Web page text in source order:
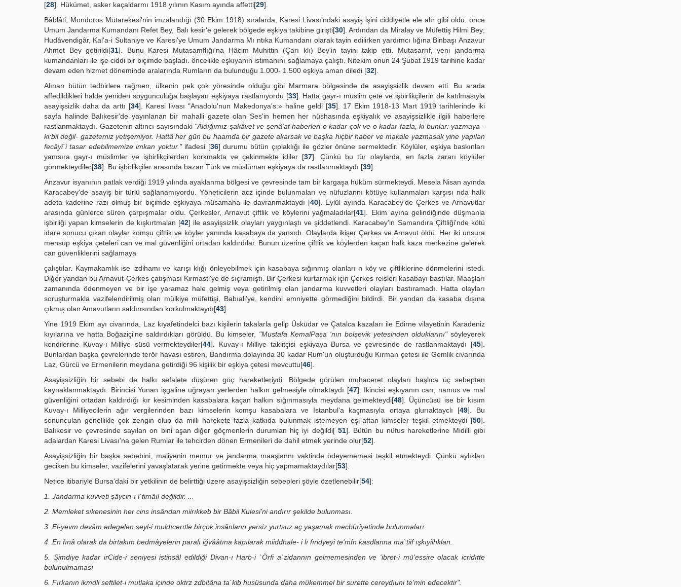
[28]. Hükümet, asker kaçaldarmı 1918 yılının Kasım ayında affetti[29].
Bâblâti, Mondoros Mütarekesi'nin imzalandığı (30 Ekim 1918) sıralarda, Karesi Livası'ndaki asayiş işini ciddiyetle ele alır gibi oldu. önce
Umum Jandarma Kumandanı Refet Bey, Balı kesir'e gelerek bölgede eşkiya takibine girişti[30]. Ardından da Miralay ve Müfettiş Hilmi Bey;
Hudâvendigâr, Kal'a-i Sultaniye ve Karesi'ye Umum Jandarma Mı ntıka Kumandanı olarak tayin edilirken yardımcı lığına Binbaşı Anzavur
Ahmet Bey getirildi[31]. Bunu Karesi Mutasamflığı'na Hâcim Muhittin (Çarı klı) Bey'in tayini takip etti. Mutasarrıf, yeni jandarma
kumandanları ile işe ciddi bir biçimde başladı. öncelikle eşkıyanın istimanını sağlamaya çalıştı. Nitekim onun 24 Şubat 1919 tarihine kadar
devam eden hizmet döneminde aralarında Rumların da bulunduğu 1.000- 1.500 eşkiya aman diledi [32].
Alınan bütün tedbirlere rağmen, ülkenin pek çok yöresinde olduğu gibi Marmara bölgesinde de asayişsizlik devam etti. Bu arada
affedildikleri halde yeniden soygunculuğa başlayan eşkiyaya rastlanıyordu [33]. Hatta gayr-ı müslim çete ve işbirlikçilerin de katılmasıyla
asayişsizlik daha da arttı [34]. Karesi livası "Anadolu'nun Makedonya's:» haline geldi [35]. 17 Ekim 1918-13 Mart 1919 tarihlerinde iki
sayfa halinde Balıkesir'de yayınlanan bir mahalli gazete olan Ses'in hemen her nüshasında eşkiyalık ve asayişsizlikle ilgili haberlere
rastlanmaktaydı. Gazetenin altıncı sayısındaki "Aldığımız şakâvet ve şenâ'at haberleri o kadar çok ve o kadar fazla, ki bunlar: yazmaya -
ki:bil değil- gazetemiz yetişemiyor. Hattâ her gün bu haamda bir gazete akarsak ve başka hiçbir haber ve makale yazmasak yine yapılan
fecâyi`i tasar edebilmemize imkan yoktur."ifadesi [36] durumu bütün çıplaklığı ile gözler önüne sermektedir. Köylüler, eşkiya baskınları
yanısıra gayr-ı müslimler ve işbirlikçilerden korkmakta ve çekinmekte idiler [37]. Çünkü bu tür olaylarda, en fazla zararı köylüler
görmekteydiler[38]. Bu işbirlikçiler arasında bazan Türk ve müslüman eşkiyaya da rastlanmaktaydı [39].
Anzavur isyanının patlak verdiği 1919 yılında ayaklanma bölgesi ve çevresinde tam bir kargaşa hüküm sürmekteydi. Mesela Nisan ayında
Karacabey'de asayiş bir türlü sağlanamıyordu. Yöneticilerin acz içinde bulunmaları ve nüfuzlannı kötüye kullanmaları karşısı nda halk
adeta kaderine razı olmuş bir biçimde eşkiyaya müsamaha ile davranmaktaydı [40]. Eylül ayında Karacabey'de Çerkes ve Arnavutlar
arasında günlerce süren çarpışmalar oldu. Çerkesler, Arnavut çiftlik ve köylerini yağmaladılar[41]. Ekim ayına gelindiğinde düşmanla
işbirliği yapan kimselerin de kışkırtmalan [42] ile asayişsizlik olayları yaygınlaştı ve şiddetlendi. Karacabey'in Samandıra Çiftliği'nde kötü
idare sonucu çıkan olaylar komşu çiftlik ve köyler yanında kasabaya da yansıdı. Olaylarda ikişer Çerkes ve Arnavut öldü. Her iki unsura
mensup eşkiya çeteleri can ve mal güvenliğini ortadan kaldırdılar. Bunun üzerine çiftlik ve köylerden kaçan halk kaza merkezine gelerek
can güvenliklerini sağlamaya
çalıştılar. Kaymakamlık ise izdihamı ve karışı klığı önleyebilmek için kasabaya sığınmış olanları n köy ve çiftliklerine dönmelerini istedi.
Diğer yandan bu Arnavut-Çerkes çatışması Kirmasti'ye de sıçramıştı. Bir Çerkesi kurtarmak için Çerkes reisleri kasabayı bastılar. Maaşları
zamanında ödenmeyen ve bir işe yaramaz hale gelmiş veya getirilmiş olan jandarma kuvvetleri olayları bastıramadı. Hatta olayları
soruşturmakla vazifelendirilmiş olan mülkiye müfettişi, Babıali'ye, kendini emniyette görmediğini bildirdi. Bir yandan da kasaba dışına
çıkmış olan Amavutlann saldınsından korkulmaktaydı[43].
Yine 1919 Ekim ayı civarında, Laz kıyafetindelci bazı kişilerin takalarla gelip Üsküdar ve Çatalca kazaları ile Edirne vilayetinin Karadeniz
kıyılarına ve hatta Boğaziçi'ne saldırdıkları görüldü. Bu kimseler, "Mustafa KemalPaşa 'nın bolşevik yetesinden olduklarını" söyleyerek
kendilerine Kuvay-ı Milliye süsü vermekteydiler[44]. Kuvay-ı Milliye taklitçisi eşkiyaya Bursa ve çevresinde de rastlanmaktaydı [45].
Bunlardan başka çevrelerinde terör havası estiren, Bandırma dolayında 30 kadar Rum'un oluşturduğu Kırman çetesi ile Gemlik civarında
Laz, Gürcü ve Ermenilerin meydana getirdiği 96 kişilik bir eşkiya çetesi mevcuttu[46].
Asayişsizliğin bir sebebi de halkı sefalete düşüren göç hareketleriydi. Bölgede görülen muhaceret olayları başlıca üç sebepten
kaynaklanmaktaydı. Birincisi Yunan işgaline uğrayan yerlerden halkın gelmesiyle olmaktaydı [47]. Ikincisi eşkıyanın can, namus ve mal
güvenliğini ortadan kaldırdığı kır kesiminden kasabalara kaçan halkın sığınmasıyla meydana gelmekteydi[48]. Üçüncüsü ise bir kısım
Kuvay-ı Milliyecilerin ağır vergilerinden bazı kimselerin komşu kasabalara ve Istanbul'a kaçmasıyla ortaya glurıaktayclı [49]. Bu
sonunculan genellikle çok zengin olup da milli harekete fazla katkıda bulunmak istemeyen eşi-aftan kimseler teşkil etmekteydi [50].
Balıkesir ve çevresinde sayılan on bini aşan diğer göçmenlerin durumlan hiç iyi değildi[51]. Bütün bu nüfus hareketlerine Midilli gibi
adalardan Karesi Livası'na gelen Rumlar ile tehcirden dönen Ermenileri de dahil etmek yerinde olur[52].
Asayişsizliğin bir başka sebebini, maliyenin memur ve jandarma maaşlannı vaktinde ödeyememesi teşkil etmekteydi. Çünkü aylıkları
geciken bu kimseler, vazifelerini yavaşlatarak yerine getirmekte veya hiç yapmamaktaydılar[53].
Netice itibariyle Bursa'daki bir yetkilinin de belirttiği üzere asayişsizliğin sebepleri şöyle özetlenebilir[54]:
1. Jandarma kuvveti şâycin-ı i`timâıl değildir. ...
2. Memleket sıkenesinin her cins insândan miirıkkeb bir Bâbil Kulesi'ni andırır şekilde bulunması.
3. El-yevm devâm edegelen seyl-i muldıcerıtle birçok insânlann yersiz yurtsuz aç yaşamak mecbüriyetinde bulunmaları.
4. En fınâ olarak da birtakım bedmâyelerin paralı iğvââtına kapılarak miiddhale- i lı fıridyeyi te'mfn kasdlanna ma`tiif ışkıyiihklan.
5. Şimdiye kadar irCide-i seniyesi istihsâl edildiği Divan-ı Harb-i `Örfi a`zidannın gelmemesinden ve 'ibret-i mü'essire olacak icridıtte
bulunulmaması
6. Fırkanın ikmdli seftilet-i mutlaka içinde oktrz zdbitâna ta`kib husüsunda daha mükemmel bir surette cereydıuni te'min edecektir".